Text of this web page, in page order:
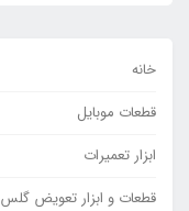
خانه
قطعات موبایل
ابزار تعمیرات
قطعات و ابزار تعویض گلس